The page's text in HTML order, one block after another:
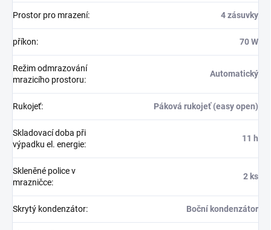
Prostor pro mrazení: 4 zásuvky
příkon: 70 W
Režim odmrazování
mrazicího prostoru:
Automatický
Rukojeť: Páková rukojeť (easy open)
Skladovací doba při
výpadku el. energie:
11 h
Skleněné police v
mrazničce:
2 ks
Skrytý kondenzátor: Boční kondenzátor